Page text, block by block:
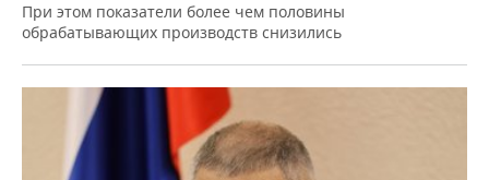
При этом показатели более чем половины
обрабатывающих производств снизились